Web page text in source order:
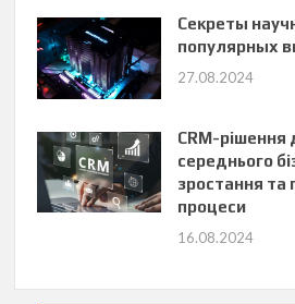
Секреты
популярных
27.08.2024
CRM-рішення
середнього
зростання та
процеси
16.08.2024